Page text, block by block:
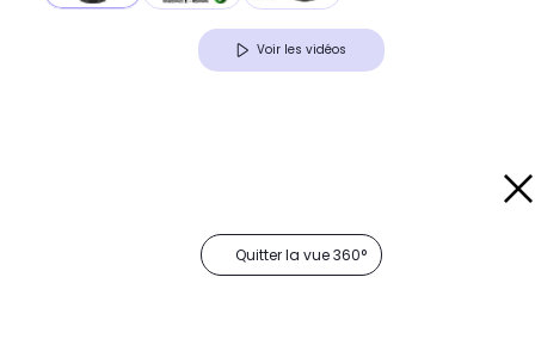
Voir les vidéos
Quitter la vue 360°